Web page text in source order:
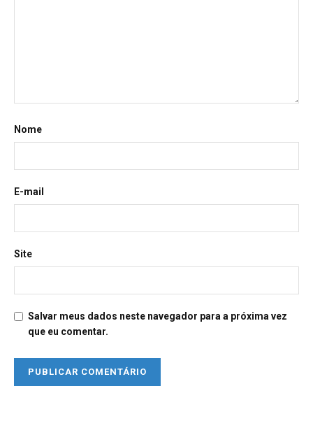
Nome
E-mail
Site
Salvar meus dados neste navegador para a próxima vez
que eu comentar.